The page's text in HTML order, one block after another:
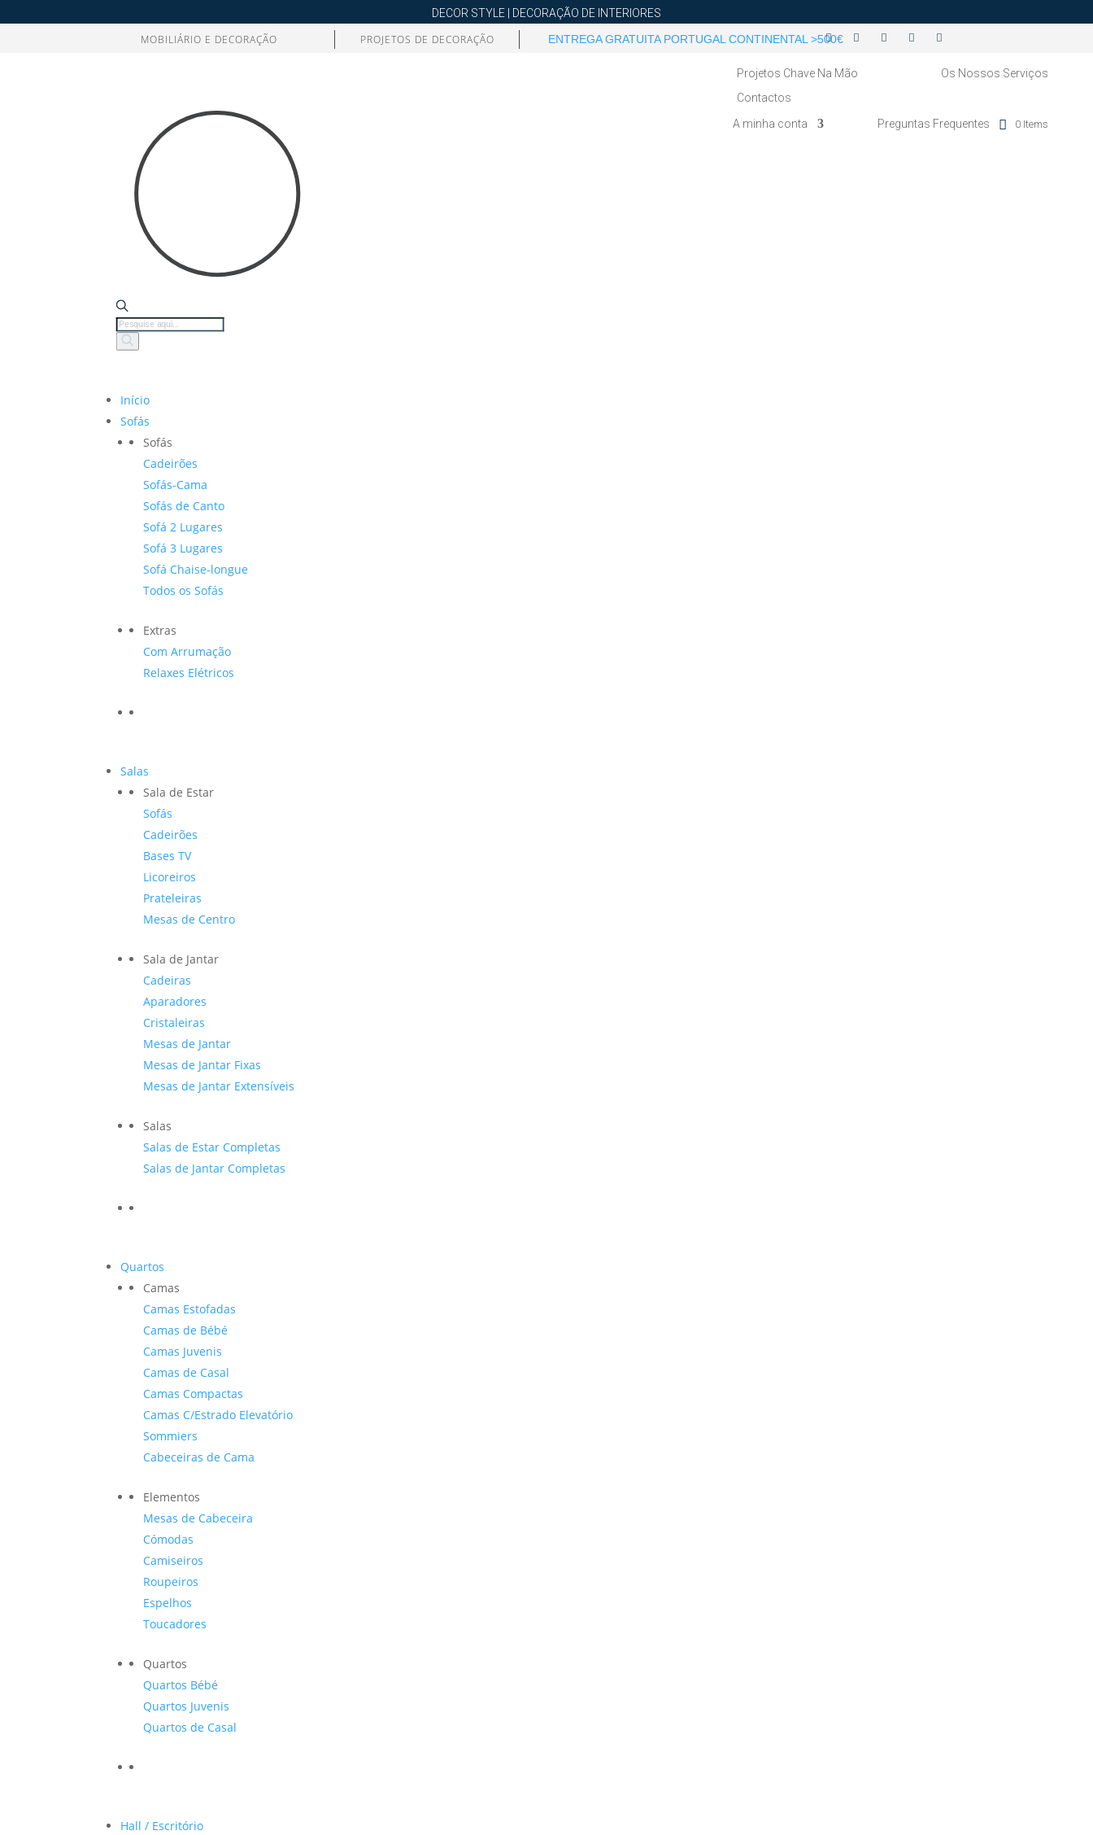
DECOR STYLE | DECORAÇÃO DE INTERIORES
MOBILIÁRIO E DECORAÇÃO PROJETOS DE DECORAÇÃO ENTREGA GRATUITA PORTUGAL CONTINENTAL >500€
Products
search
Projetos Chave Na Mão
Os Nossos Serviços
Contactos
A minha conta
Preguntas Frequentes 0 Items
Início
Sofás
Sofás
Cadeirões
Sofás-Cama
Sofás de Canto
Sofá 2 Lugares
Sofá 3 Lugares
Sofá Chaise-longue
Todos os Sofás
Extras
Com Arrumação
Relaxes Elétricos
Salas
Sala de Estar
Sofás
Cadeirões
Bases TV
Licoreiros
Prateleiras
Mesas de Centro
Sala de Jantar
Cadeiras
Aparadores
Cristaleiras
Mesas de Jantar
Mesas de Jantar Fixas
Mesas de Jantar Extensíveis
Salas
Salas de Estar Completas
Salas de Jantar Completas
Quartos
Camas
Camas Estofadas
Camas de Bébé
Camas Juvenis
Camas de Casal
Camas Compactas
Camas C/Estrado Elevatório
Sommiers
Cabeceiras de Cama
Elementos
Mesas de Cabeceira
Cómodas
Camiseiros
Roupeiros
Espelhos
Toucadores
Quartos
Quartos Bébé
Quartos Juvenis
Quartos de Casal
Hall / Escritório